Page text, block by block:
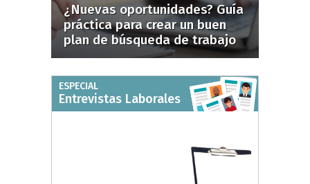
¿Nuevas oportunidades? Guía
práctica para crear un buen
plan de búsqueda de trabajo
ESPECIAL
Entrevistas Laborales